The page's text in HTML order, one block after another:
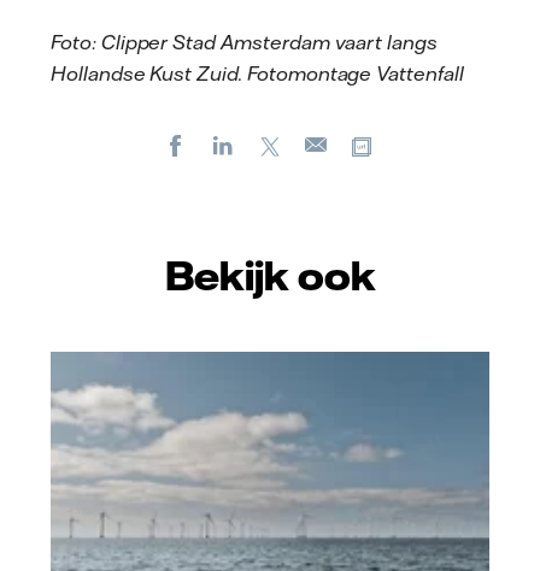
Foto: Clipper Stad Amsterdam vaart langs
Hollandse Kust Zuid. Fotomontage Vattenfall
FacebookLinkedIn
E-
Bekijk ook